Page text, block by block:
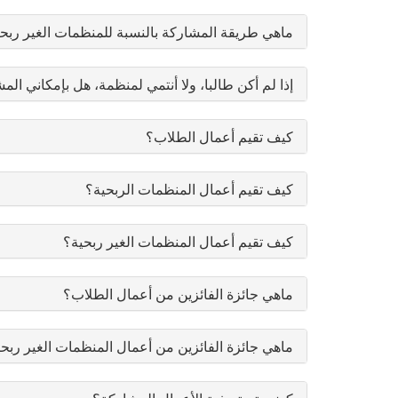
ماهي طريقة المشاركة بالنسبة للمنظمات الغير
إذا لم أكن طالبا، ولا أنتمي لمنظمة، هل بإمكاني
كيف تقيم أعمال الطلاب؟
كيف تقيم أعمال المنظمات الربحية؟
كيف تقيم أعمال المنظمات الغير ربحية؟
ماهي جائزة الفائزين من أعمال الطلاب؟
ماهي جائزة الفائزين من أعمال المنظمات الغير